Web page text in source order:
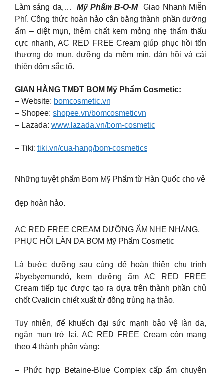
Làm sáng da,…
Mỹ Phẩm B-O-MGiao Nhanh Miễn
Phí. Công thức hoàn hảo cân bằng thành phần dưỡng
ẩm – diệt mụn, thêm chất kem mỏng nhẹ thẩm thấu
cực nhanh, AC RED FREE Cream giúp phục hồi tổn
thương do mụn, dưỡng da mềm mịn, đàn hồi và cải
thiện đốm sắc tố.
GIAN HÀNG TMĐT BOM Mỹ Phẩm Cosmetic:
– Website: bomcosmetic.vn
– Shopee: shopee.vn/bomcosmeticvn
– Lazada: www.lazada.vn/bom-cosmetic
– Tiki: tiki.vn/cua-hang/bom-cosmetics
Những tuyệt phẩm Bom Mỹ Phẩm từ Hàn Quốc cho vẻ
đẹp hoàn hảo.
AC RED FREE CREAM DƯỠNG ẨM NHẸ NHÀNG,
PHỤC HỒI LÀN DA BOM Mỹ Phẩm Cosmetic
Là bước dưỡng sau cùng để hoàn thiện chu trình
#byebyemụnđỏ, kem dưỡng ẩm AC RED FREE
Cream tiếp tục được tạo ra dựa trên thành phần chủ
chốt Ovalicin chiết xuất từ đông trùng hạ thảo.
Tuy nhiên, để khuếch đại sức mạnh bảo vệ làn da,
ngăn mụn trở lại, AC RED FREE Cream còn mang
theo 4 thành phần vàng:
– Phức hợp Betaine-Blue Complex cấp ẩm chuyên